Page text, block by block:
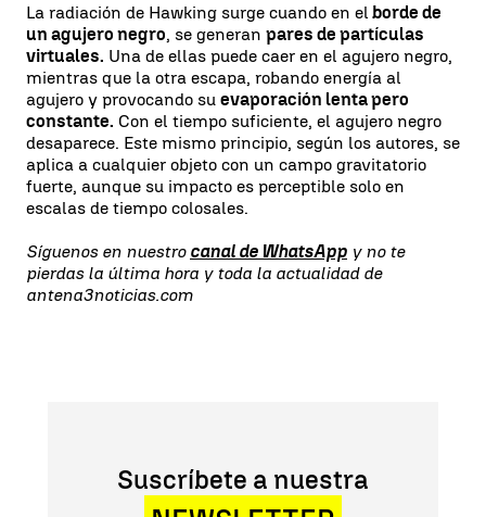
La radiación de Hawking surge cuando en el borde de
un agujero negro, se generan pares de partículas
virtuales. Una de ellas puede caer en el agujero negro,
mientras que la otra escapa, robando energía al
agujero y provocando su evaporación lenta pero
constante. Con el tiempo suficiente, el agujero negro
desaparece. Este mismo principio, según los autores, se
aplica a cualquier objeto con un campo gravitatorio
fuerte, aunque su impacto es perceptible solo en
escalas de tiempo colosales.
Síguenos en nuestro canal de WhatsApp y no te
pierdas la última hora y toda la actualidad de
antena3noticias.com
Suscríbete a nuestra